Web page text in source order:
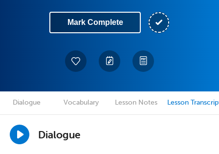
Mark Complete
Dialogue Vocabulary Lesson Notes Lesson
Dialogue